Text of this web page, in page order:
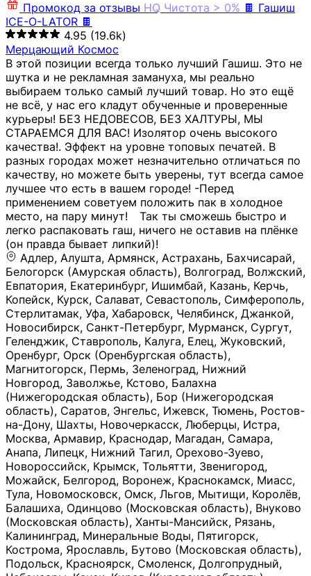
Промокод за отзывы HQ Чистота > 0% 🍫 Гашиш
ICE-O-LATOR 🍫
4.95 (19.6k)
Мерцающий Космос
В этой позиции всегда только лучший Гашиш. Это не
шутка и не рекламная замануха, мы реально
выбираем только самый лучший товар. Но это ещё
не всё, у нас его кладут обученные и проверенные
курьеры! БЕЗ НЕДОВЕСОВ, БЕЗ ХАЛТУРЫ, МЫ
СТАРАЕМСЯ ДЛЯ ВАС! Изолятор очень высокого
качества!. Эффект на уровне топовых печатей. В
разных городах может незначительно отличаться по
качеству, но можете быть уверены, тут всегда самое
лучшее что есть в вашем городе! -Перед
применением советуем положить пак в холодное
место, на пару минут!⠀ Так ты сможешь быстро и
легко распаковать гаш, ничего не оставив на плёнке
(он правда бывает липкий)!
Адлер, Алушта, Армянск, Астрахань, Бахчисарай,
Белогорск (Амурская область), Волгоград, Волжский,
Евпатория, Екатеринбург, Ишимбай, Казань, Керчь,
Копейск, Курск, Салават, Севастополь, Симферополь,
Стерлитамак, Уфа, Хабаровск, Челябинск, Джанкой,
Новосибирск, Санкт-Петербург, Мурманск, Сургут,
Геленджик, Ставрополь, Калуга, Елец, Жуковский,
Оренбург, Орск (Оренбургская область),
Магнитогорск, Пермь, Зеленоград, Нижний
Новгород, Заволжье, Кстово, Балахна
(Нижегородская область), Бор (Нижегородская
область), Саратов, Энгельс, Ижевск, Тюмень, Ростов-
на-Дону, Шахты, Новочеркасск, Люберцы, Истра,
Москва, Армавир, Краснодар, Магадан, Самара,
Анапа, Липецк, Нижний Тагил, Орехово-Зуево,
Новороссийск, Крымск, Тольятти, Звенигород,
Можайск, Белгород, Воронеж, Краснокамск, Миасс,
Тула, Новомосковск, Омск, Льгов, Мытищи, Королёв,
Балашиха, Одинцово (Московская область), Внуково
(Московская область), Ханты-Мансийск, Рязань,
Калининград, Минеральные Воды, Пятигорск,
Кострома, Ярославль, Бутово (Московская область),
Подольск, Красноярск, Смоленск, Долгопрудный,